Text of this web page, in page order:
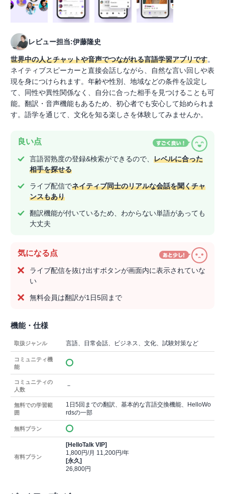
レビュー担当:伊藤隆史
世界中の人とチャットや音声でつながれる言語学習アプリです。
ネイティブスピーカーと直接会話しながら、自然な言い回しや表
現を身につけられます。年齢や性別、地域などの条件を設定し
て、同性や異性関係なく、自分に合った相手を見つけることも可
能。翻訳・音声機能もあるため、初心者でも安心して始められま
す。語学を通じて、文化を知る楽しさを体験してみませんか。
良い点
言語習熟度の登録&検索ができるので、 レベルに合った
相手を探せる
ライブ配信でネイティブ同士のリアルな会話を聞くチャ
ンスもあり
翻訳機能が付いているため、わからない単語があっても
大丈夫
気になる点
ライブ配信を抜け出すボタンが画面内に表示されていな
い
無料会員は翻訳が1日5回まで
機能・仕様
取扱ジャンル 言語、日常会話、ビジネス、文化、試験対策など
コミュニティ機
能
コミュニティの
人数
－
無料での学習範
囲
1日5回までの翻訳、基本的な言語交換機能、HelloWo
rdsの一部
無料プラン
有料プラン
[HelloTalk VIP]
1,800円/月 11,200円/年
[永久]
26,800円